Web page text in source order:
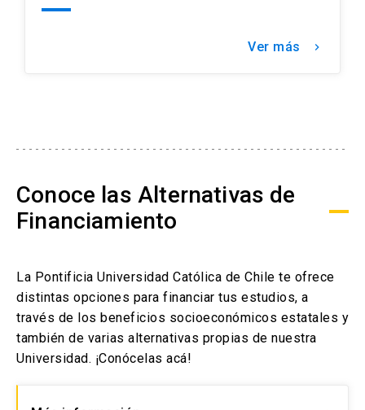
Ver más keyboard_arrow_right
Conoce las Alternativas de
Financiamiento
La Pontificia Universidad Católica de Chile te ofrece
distintas opciones para financiar tus estudios, a
través de los beneficios socioeconómicos estatales y
también de varias alternativas propias de nuestra
Universidad. ¡Conócelas acá!